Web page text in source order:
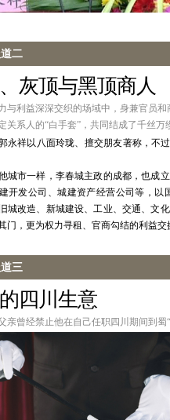
二
灰顶与黑顶商人
与利益深深交织的场域中，身兼官员
关系人的“白手套”，共同结成了千丝万
祥以八面玲珑、擅交朋友著称，不过
市一样，李春城主政的成都，也成立
开发公司、城建资产经营公司等，
城改造、新城建设、工业、交通、文
门，更为权力寻租、官商勾结的利益交
三
四川生意
亲曾经禁止他在自己任职四川期间到